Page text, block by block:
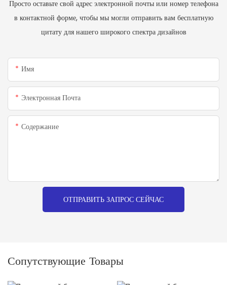
Просто оставьте свой адрес электронной почты или номер телефона
в контактной форме, чтобы мы могли отправить вам бесплатную
цитату для нашего широкого спектра дизайнов
Имя
Электронная Почта
Содержание
ОТПРАВИТЬ ЗАПРОС СЕЙЧАС
Сопутствующие Товары